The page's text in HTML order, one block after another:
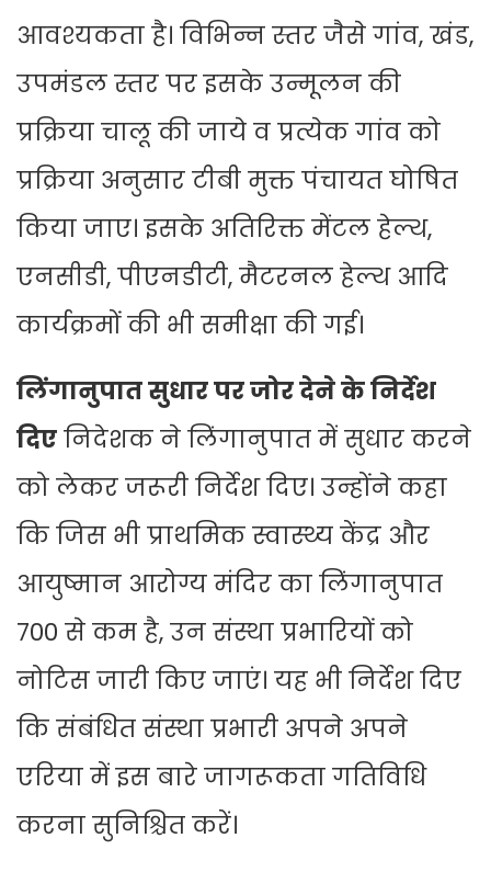
आवश्यकता है। विभिन्न स्तर जैसे गांव, खंड,
उपमंडल स्तर पर इसके उन्मूलन की
प्रक्रिया चालू की जाये व प्रत्येक गांव को
प्रक्रिया अनुसार टीबी मुक्त पंचायत घोषित
किया जाए। इसके अतिरिक्त मेंटल हेल्थ,
एनसीडी, पीएनडीटी, मैटरनल हेल्थ आदि
कार्यक्रमों की भी समीक्षा की गई।
लिंगानुपात सुधार पर जोर देने के निर्देश
दिएनिदेशक ने लिंगानुपात में सुधार करने
को लेकर जरूरी निर्देश दिए। उन्होंने कहा
कि जिस भी प्राथमिक स्वास्थ्य केंद्र और
आयुष्मान आरोग्य मंदिर का लिंगानुपात
700 से कम है, उन संस्था प्रभारियों को
नोटिस जारी किए जाएं। यह भी निर्देश दिए
कि संबंधित संस्था प्रभारी अपने अपने
एरिया में इस बारे जागरूकता गतिविधि
करना सुनिश्चित करें।